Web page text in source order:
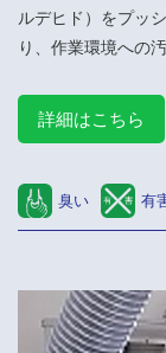
ルデヒド）をプッ
り、作業環境への
詳細はこちら
臭い 有